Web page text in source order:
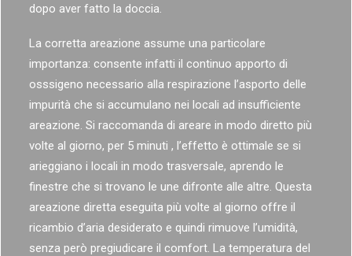
dopo aver fatto la doccia.
La corretta areazione assume una particolare
importanza: consente infatti il continuo apporto di
osssigeno necessario alla respirazione l’asporto delle
impurità che si accumulano nei locali ad insufficiente
areazione. Si raccomanda di areare in modo diretto più
volte al giorno, per 5 minuti , l’effetto è ottimale se si
arieggiano i locali in modo trasversale, aprendo le
finestre che si trovano le une difronte alle altre. Questa
areazione diretta eseguita più volte al giorno offre il
ricambio d’aria desiderato e quindi rimuove l’umidità,
senza però pregiudicare il comfort. La temperatura del